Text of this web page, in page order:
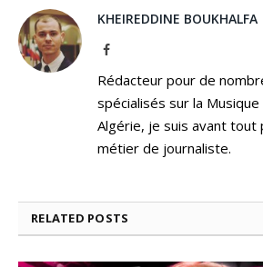
KHEIREDDINE BOUKHALFA
Facebook
Rédacteur pour de
spécialisés sur la
Algérie, je suis avant tout
métier de journaliste.
RELATED POSTS